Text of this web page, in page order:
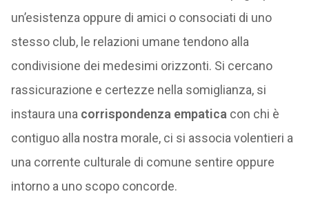
un’esistenza oppure di amici o consociati di uno
stesso club, le relazioni umane tendono alla
condivisione dei medesimi orizzonti. Si cercano
rassicurazione e certezze nella somiglianza, si
instaura una corrispondenza empatica con chi è
contiguo alla nostra morale, ci si associa volentieri a
una corrente culturale di comune sentire oppure
intorno a uno scopo concorde.